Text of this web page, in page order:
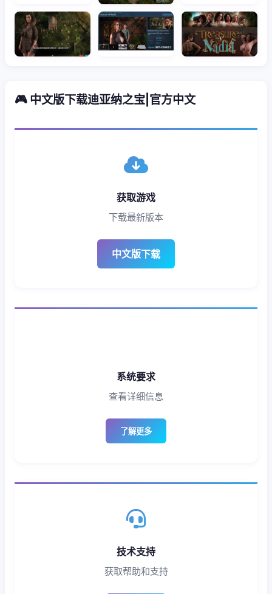
🎮 中文版下载迪亚纳之宝|官方中文
获取游戏
下载最新版本
中文版下载
系统要求
查看详细信息
了解更多
技术支持
获取帮助和支持